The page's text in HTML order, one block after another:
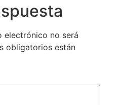
electrónico no será
obligatorios están